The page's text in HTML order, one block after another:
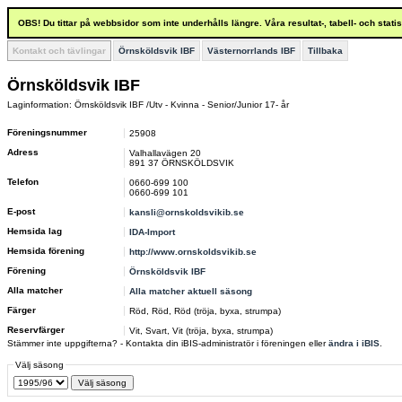
OBS! Du tittar på webbsidor som inte underhålls längre. Våra resultat-, tabell- och
Kontakt och tävlingar Örnsköldsvik IBF Västernorrlands IBF Tillbaka
Örnsköldsvik IBF
Laginformation: Örnsköldsvik IBF /Utv - Kvinna - Senior/Junior 17- år
Föreningsnummer
25908
Adress
Valhallavägen 20
891 37 ÖRNSKÖLDSVIK
Telefon
0660-699 100
0660-699 101
E-post
kansli@ornskoldsvikib.se
Hemsida lag
IDA-Import
Hemsida förening
http://www.ornskoldsvikib.se
Förening
Örnsköldsvik IBF
Alla matcher
Alla matcher aktuell säsong
Färger
Röd, Röd, Röd (tröja, byxa, strumpa)
Reservfärger
Vit, Svart, Vit (tröja, byxa, strumpa)
Stämmer inte uppgifterna? - Kontakta din iBIS-administratör i föreningen ellerändra i iBIS
Välj säsong